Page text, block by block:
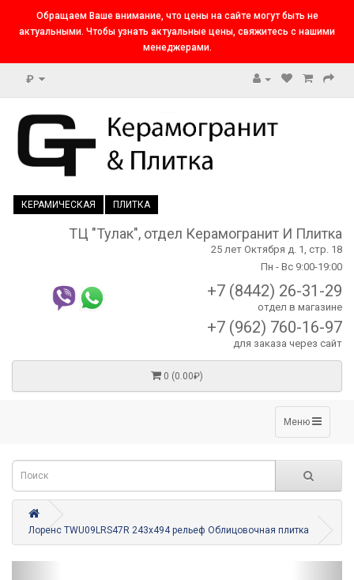
Обращаем Ваше внимание, что цены на сайте могут быть не
актуальными. Чтобы узнать актуальные цены, свяжитесь с нашими
менеджерами.
₽
КЕРАМИЧЕСКАЯ ПЛИТКА
ТЦ "Тулак", отдел Керамогранит И Плитка
25 лет Октября д. 1, стр. 18
Пн - Вс 9:00-19:00
+7 (8442) 26-31-29
отдел в магазине
+7 (962) 760-16-97
для заказа через сайт
0 (0.00₽)
Меню
Лоренс TWU09LRS47R 243x494 рельеф Облицовочная плитка